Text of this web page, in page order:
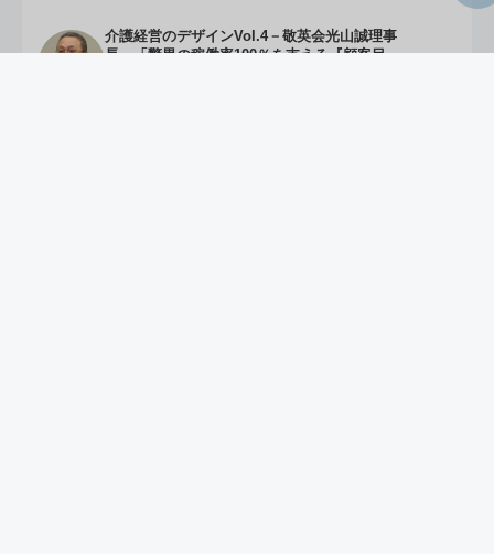
介護経営のデザインVol.4－敬英会光山誠理事
長 「驚異の稼働率100％を支える『顧客目